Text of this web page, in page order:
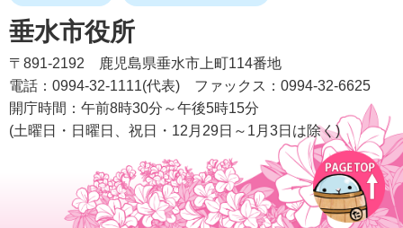
垂水市役所
〒891-2192
鹿児島県垂水市上町114番地
電話：0994-32-1111(代表)
ファックス：0994-32-6625
開庁時間：午前8時30分～午後5時15分
(土曜日・日曜日、祝日・12月29日～1月3日は除く)